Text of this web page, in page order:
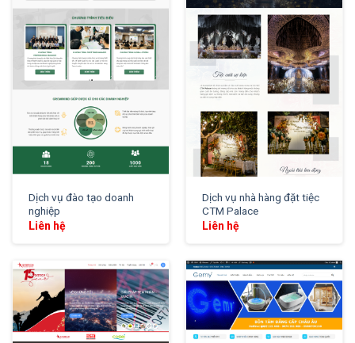
Dịch vụ đào tạo doanh
nghiệp
Liên hệ
XEM THỬ
Dịch vụ nhà hàng đặt tiệc
CTM Palace
Liên hệ
XEM THỬ